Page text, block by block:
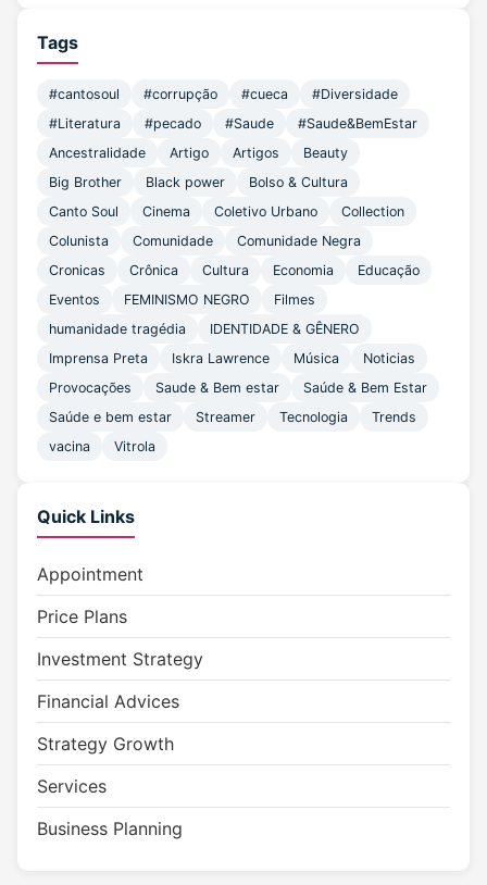
Tags
#cantosoul #corrupção #cueca
#Diversidade
#Literatura
#pecado #Saude
#Saude&BemEstar
Ancestralidade
Artigo Artigos
Beauty
Big Brother
Black power
Bolso & Cultura
Canto Soul
Cinema Coletivo Urbano
Collection
Colunista
Comunidade
Comunidade Negra
Cronicas
Crônica Cultura Economia
Educação
Eventos
FEMINISMO NEGRO
Filmes
humanidade tragédia
IDENTIDADE & GÊNERO
Imprensa Preta
Iskra Lawrence Música
Noticias
Provocações
Saude & Bem estar
Saúde & Bem Estar
Saúde e bem estar
Streamer Tecnologia
Trends
vacina
Vitrola
Quick Links
Appointment
Price Plans
Investment Strategy
Financial Advices
Strategy Growth
Services
Business Planning